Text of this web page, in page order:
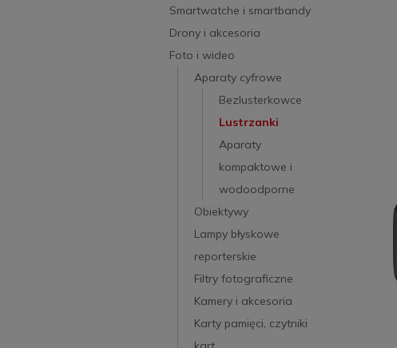
Smartwatche i smartbandy
Drony i akcesoria
Foto i wideo
Aparaty cyfrowe
Bezlusterkowce
Lustrzanki
Aparaty
kompaktowe i
wodoodporne
Obiektywy
Lampy błyskowe
reporterskie
Filtry fotograficzne
Kamery i akcesoria
Karty pamięci, czytniki